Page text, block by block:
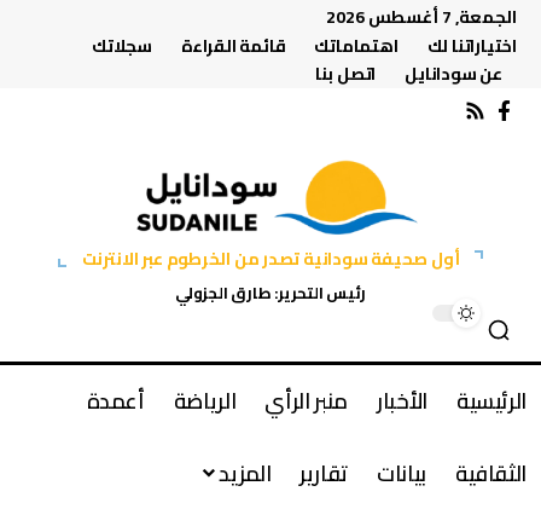
الجمعة, 7 أغسطس 2026
اختياراتنا لك
اهتماماتك قائمة القراءة
سجلاتك
عن سودانايل
اتصل بنا
أول صحيفة سودانية تصدر من الخرطوم عبر الانترنت
رئيس التحرير: طارق الجزولي
الرئيسية الأخبار منبر الرأي الرياضة
أعمدة
الثقافية
بيانات تقارير المزيد